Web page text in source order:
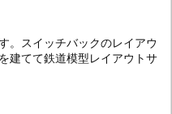
。スイッチバックのレイアウ
建てて鉄道模型レイアウトサ